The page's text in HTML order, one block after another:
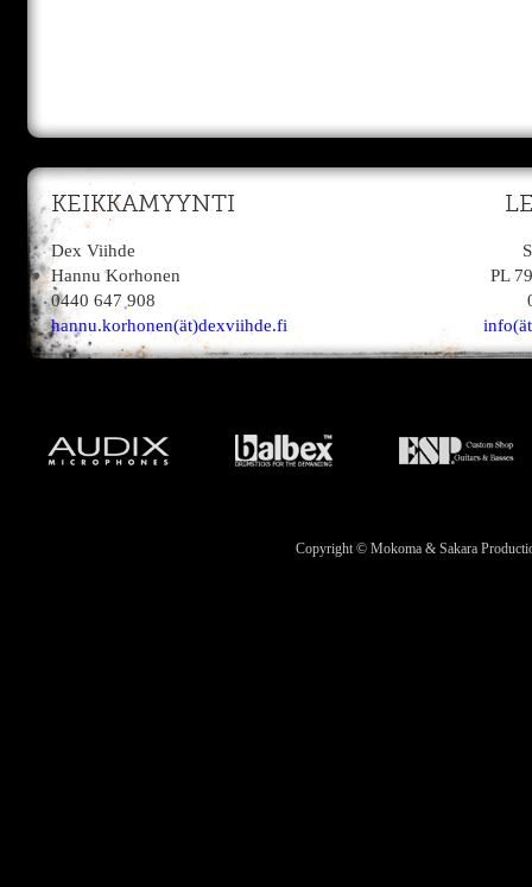
KEIKKAMYYNTI
Dex Viihde
Hannu Korhonen
0440 647 908
hannu.korhonen(ät)dexviihde.fi
PL
Copyright © Mokoma & Sakara